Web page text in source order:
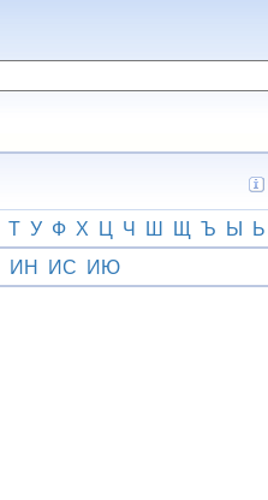
Т У Ф Х Ц Ч Ш Щ Ъ Ы Ь
ИН ИС ИЮ